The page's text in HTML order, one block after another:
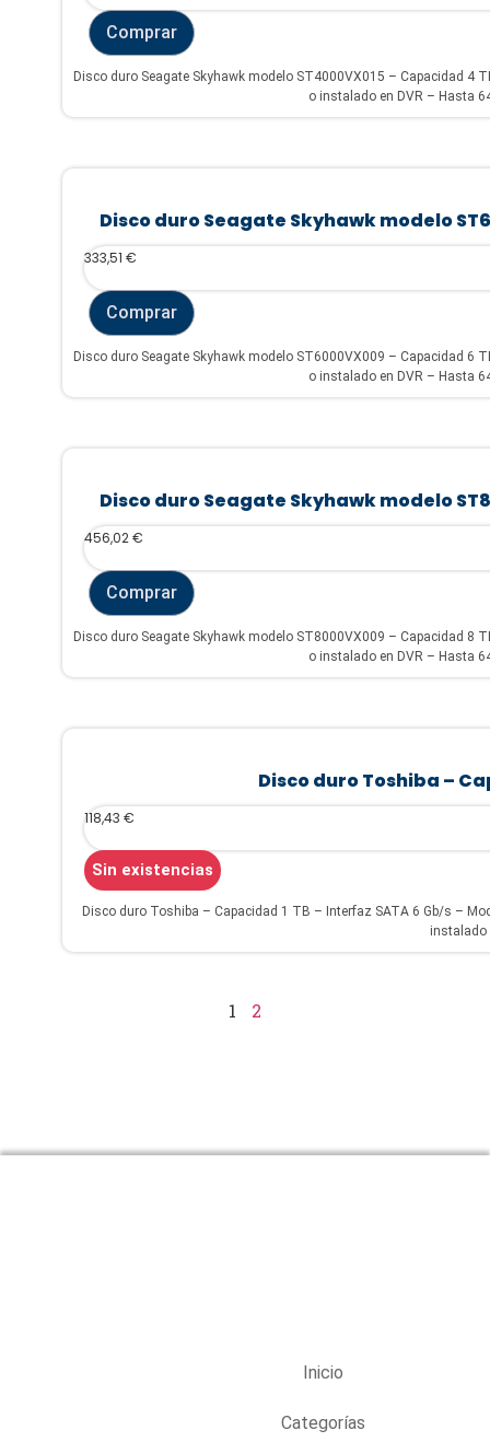
Comprar
Disco duro Seagate Skyhawk modelo ST4000VX015 – Capacidad 4
o instalado en DVR – Hasta
Disco duro Seagate Skyhawk modelo
333,51 €
Comprar
Disco duro Seagate Skyhawk modelo ST6000VX009 – Capacidad 6
o instalado en DVR – Hasta
Disco duro Seagate Skyhawk modelo
456,02€
Comprar
Disco duro Seagate Skyhawk modelo ST8000VX009 – Capacidad 8
o instalado en DVR – Hasta
Disco duro Toshiba –
118,43 €
Sin existencias
Disco duro Toshiba – Capacidad 1 TB – Interfaz SATA 6 Gb/s –
instalado
1 2
Inicio
Categorías